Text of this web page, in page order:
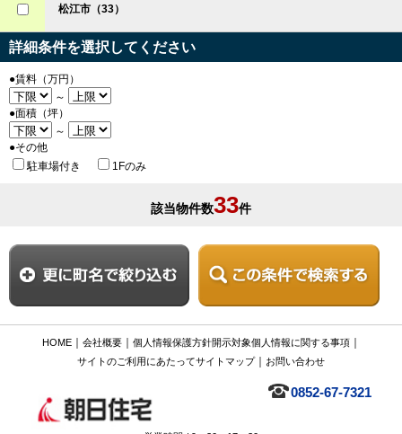
松江市（33）
詳細条件を選択してください
●賃料（万円）
～
●面積（坪）
～
●その他
駐車場付き
1Fのみ
該当物件数33件
HOME｜ 会社概要｜ 個人情報保護方針開示対象個人情報に関する事項｜
サイトのご利用にあたってサイトマップ｜ お問い合わせ
0852-67-7321